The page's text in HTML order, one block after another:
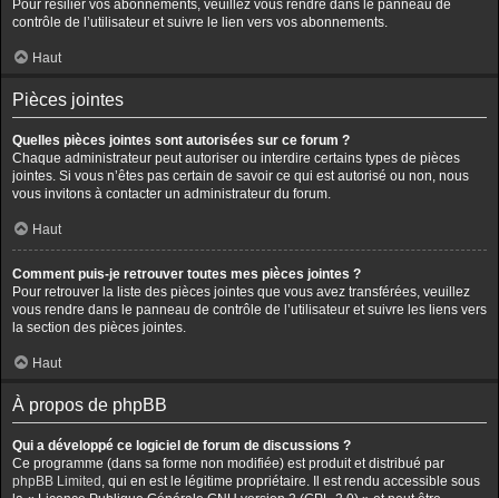
Pour résilier vos abonnements, veuillez vous rendre dans le panneau de
contrôle de l’utilisateur et suivre le lien vers vos abonnements.
Haut
Pièces jointes
Quelles pièces jointes sont autorisées sur ce forum ?
Chaque administrateur peut autoriser ou interdire certains types de pièces
jointes. Si vous n’êtes pas certain de savoir ce qui est autorisé ou non, nous
vous invitons à contacter un administrateur du forum.
Haut
Comment puis-je retrouver toutes mes pièces jointes ?
Pour retrouver la liste des pièces jointes que vous avez transférées, veuillez
vous rendre dans le panneau de contrôle de l’utilisateur et suivre les liens vers
la section des pièces jointes.
Haut
À propos de phpBB
Qui a développé ce logiciel de forum de discussions ?
Ce programme (dans sa forme non modifiée) est produit et distribué par
phpBB Limited , qui en est le légitime propriétaire. Il est rendu accessible sous